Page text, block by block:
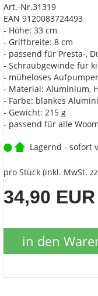
Art.-Nr.31319
EAN 9120083724493
- Höhe: 33 cm
- Griffbreite: 8 cm
- passend für Presta-,
- Schraubgewinde für
- müheloses
- Material: Aluminium,
- Farbe: blankes
- Gewicht: 215 g
- passend für alle
Lagernd - sofort
pro Stück (inkl. MwSt.
34,90 EUR
in den